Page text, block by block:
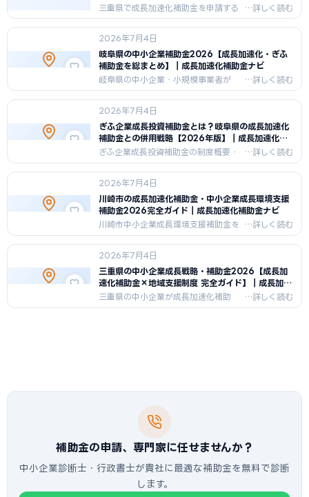
化補助金ナビ
三重県で成長加速化補助金を申請する
中小企業向けに、県内の採択傾向・申
請支援機関・活用事例をまとめまし
た。三重県の石油化学・機械・食品・
観光の産業特性を活かした申請戦略と
支援機関情報を紹介します。
2026年7月4日
岐阜県の中小企業補助金2026【成長加速化・ぎふ
補助金を総まとめ】｜成長加速化補助金ナビ
岐阜県の中小企業・小規模事業者が
2026年に活用できる補助金を徹底解
説。ものづくり補助金・IT導入補助
金・持続化補助金に加え、岐阜県独自
の成長加速化支援制度まで総まとめ。
製造業・農業・観光業などの採択事例
と申請手順を網羅。
2026年7月4日
ぎふ企業成長投資補助金とは？岐阜県の成長加速化
補助金との併用戦略【2026年版】｜成長加速化補
助金ナビ
ぎふ企業成長投資補助金の制度概要・
補助率・対象経費・申請手順を徹底解
説。成長加速化補助金（旧事業再構築
補助金後継）との比較表・併用戦略・
チェックリスト・FAQ5問も掲載。岐阜
県内中小企業の投資最大化を支援。
2026年7月4日
川崎市の成長加速化補助金・中小企業成長環境支援
補助金2026完全ガイド｜成長加速化補助金ナビ
川崎市中小企業成長環境支援補助金を
含む成長加速化関連補助金の2026年
版完全ガイド。補助率・上限額・申請
要件・費用シミュレーション・比較
表・チェックリスト・FAQ付き。製造
業・IT・化学・研究開発分野での活用
2026年7月4日
三重県の中小企業成長戦略・補助金2026【成長加
速化補助金×地域支援制度 完全ガイド】｜成長加速
化補助金ナビ
三重県の中小企業が成長加速化補助
金・大規模成長投資補助金・三重県独
補助金の申請、専門家に任せませんか？
中小企業診断士・行政書士が貴社に最適な補助金を無料で診断
します。